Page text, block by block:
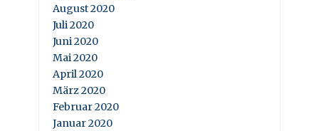
August 2020
Juli 2020
Juni 2020
Mai 2020
April 2020
März 2020
Februar 2020
Januar 2020